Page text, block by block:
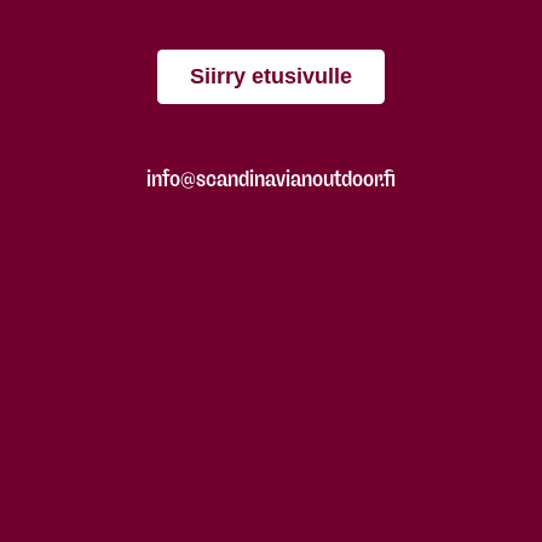
Siirry etusivulle
info@scandinavianoutdoor.fi